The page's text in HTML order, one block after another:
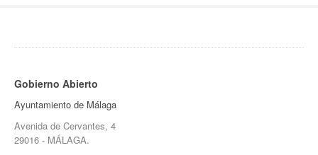
Gobierno Abierto
Ayuntamiento de Málaga
Avenida de Cervantes, 4
29016 - MÁLAGA.